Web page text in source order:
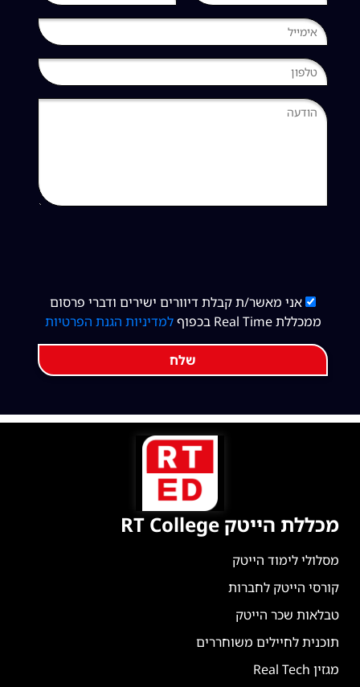
אני מאשר/ת קבלת דיוורים ישירים ודברי פרסום
ממכללת Real Time בכפוף
למדיניות הגנת הפרטיות
שלח
מכללת הייטק RT College
מסלולי לימוד הייטק
קורסי הייטק לחברות
טבלאות שכר הייטק
תוכנית לחיילים משוחררים
מגזין Real Tech